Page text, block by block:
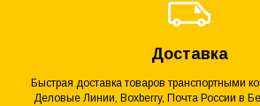
Доставка
Быстрая доставка товаров транспортными
Деловые Линии, Boxberry, Почта России в